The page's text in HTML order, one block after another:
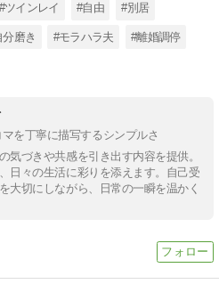
#ツインレイ #自由 #別居
分磨き #モラハラ夫 #離婚調停
を丁寧に描写するシンプルさ
気づきや共感を引き出す内容を提供。
日々の生活に彩りを添えます。自己受
大切にしながら、日常の一瞬を温かく